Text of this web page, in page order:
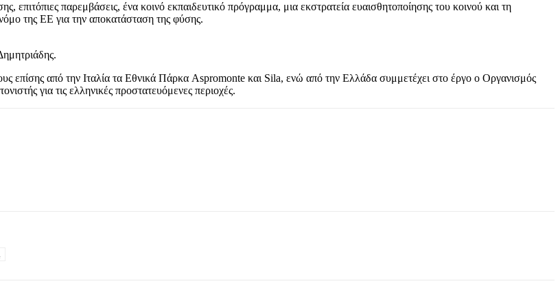
επιτόπιες παρεμβάσεις, ένα κοινό εκπαιδευτικό πρόγραμμα, μια εκστρατεία ευαισθητοποίησης του κοινού και τη
της ΕΕ για την αποκατάσταση της φύσης.
επίσης από την Ιταλία τα Εθνικά Πάρκα Aspromonte και Sila, ενώ από την Ελλάδα συμμετέχει στο έργο ο Οργανισμός
για τις ελληνικές προστατευόμενες περιοχές.